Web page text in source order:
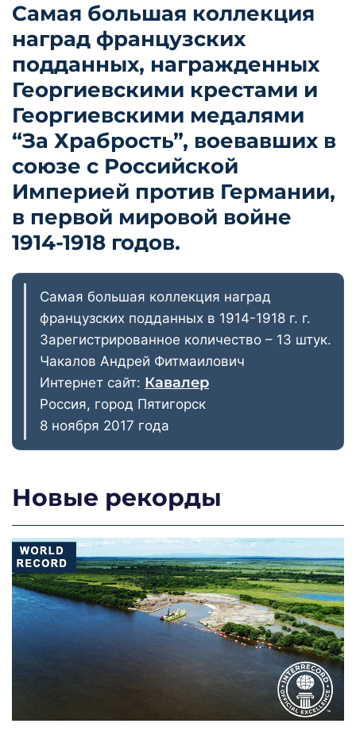
Самая большая коллекция
наград французских
подданных, награжденных
Георгиевскими крестами и
Георгиевскими медалями
“За Храбрость”, воевавших в
союзе с Российской
Империей против Германии,
в первой мировой войне
1914-1918 годов.
Самая большая коллекция наград
французских подданных в 1914-1918 г. г.
Зарегистрированное количество – 13 штук.
Чакалов Андрей Фитмаилович
Интернет сайт: Кавалер
Россия, город Пятигорск
8 ноября 2017 года
Новые рекорды